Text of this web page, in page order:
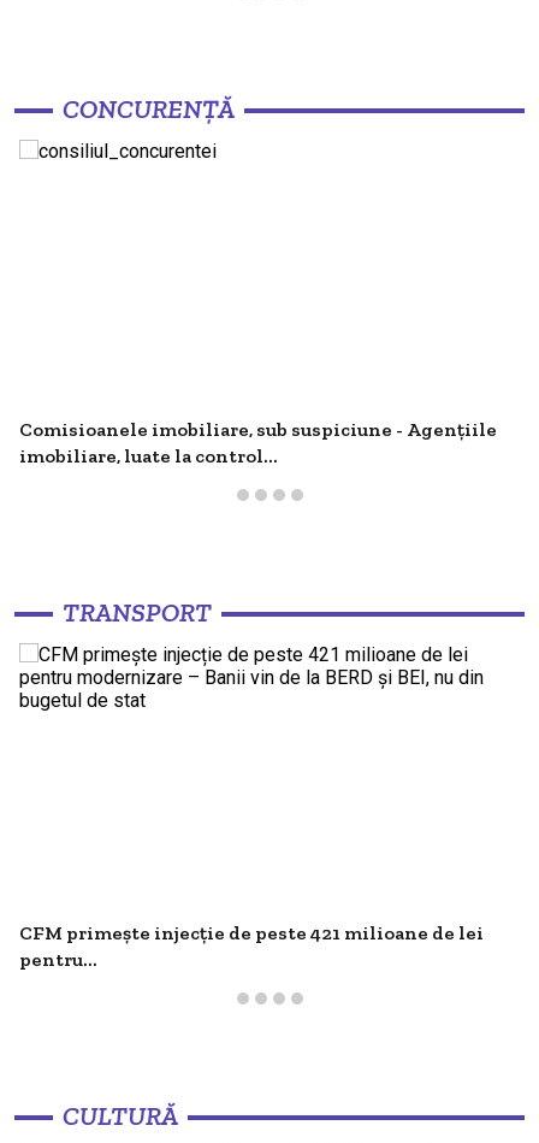
CONCURENȚĂ
Comisioanele imobiliare, sub suspiciune - Agențiile
imobiliare, luate la control...
TRANSPORT
CFM primește injecție de peste 421 milioane de lei
pentru...
CULTURĂ